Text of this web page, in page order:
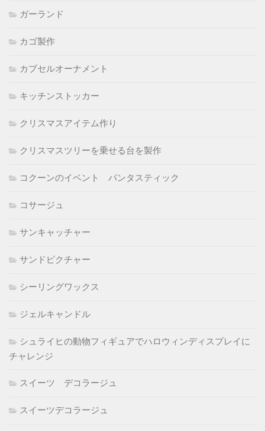
ガーランド
カゴ製作
カプセルオーナメント
キッチンストッカー
クリスマスアイテム作り
クリスマスツリーを乗せる台を製作
コクーンのイベント パンタスティック
コサージュ
サンキャッチャー
サンドピクチャー
シーリングワックス
ジェルキャンドル
シュライヒの動物フィギュアでハロウィンディスプレイに
チャレンジ
スイーツ デコラージュ
スイーツデコラージュ